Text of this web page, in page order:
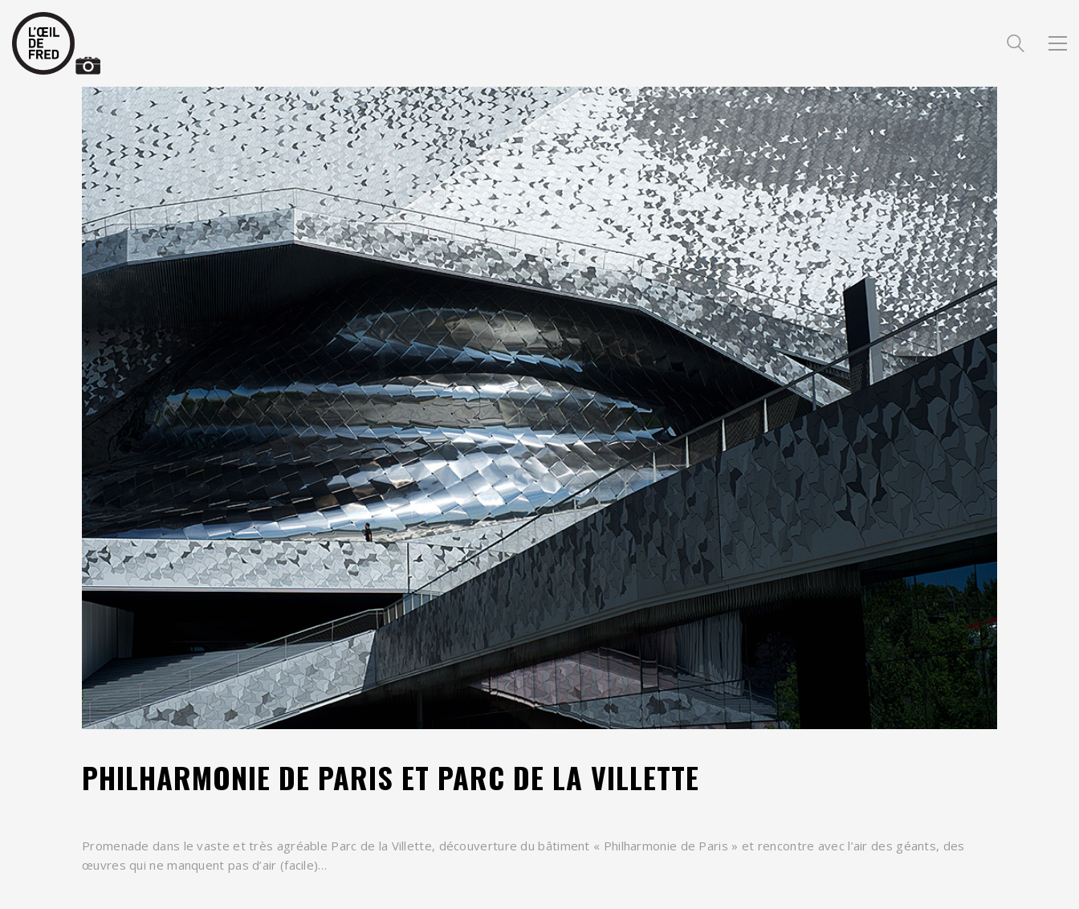
PHILHARMONIE DE PARIS ET PARC DE LA VILLETTE
Promenade dans le vaste et très agréable Parc de la Villette, découverture du bâtiment « Philharmonie de Paris » et rencontre avec l’air des géants, des
œuvres qui ne manquent pas d’air (facile)…